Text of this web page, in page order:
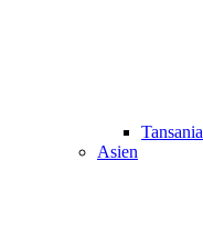
Tansania
Asien